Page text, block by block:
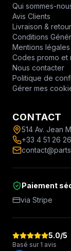
Qui sommes-
Avis Clients
Livraison &
Conditions
Mentions légales
Codes promo et
Nous contacter
Politique de
Gérer mes
CONTACT
514 Av. Jean
+33 4 51 26
Paiement
via Stripe
5.0/5
Basé sur 1 avis